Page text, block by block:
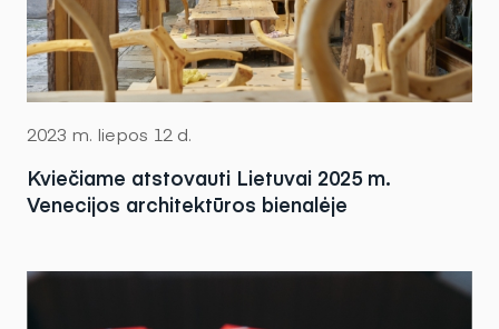
2023 m. liepos 12 d.
Kviečiame atstovauti Lietuvai 2025 m.
Venecijos architektūros bienalėje